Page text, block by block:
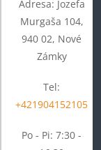
Adresa: Jozefa
Murgaša 104,
940 02, Nové
Zámky
Tel:
+421904152105
Po - Pi: 7:30 -